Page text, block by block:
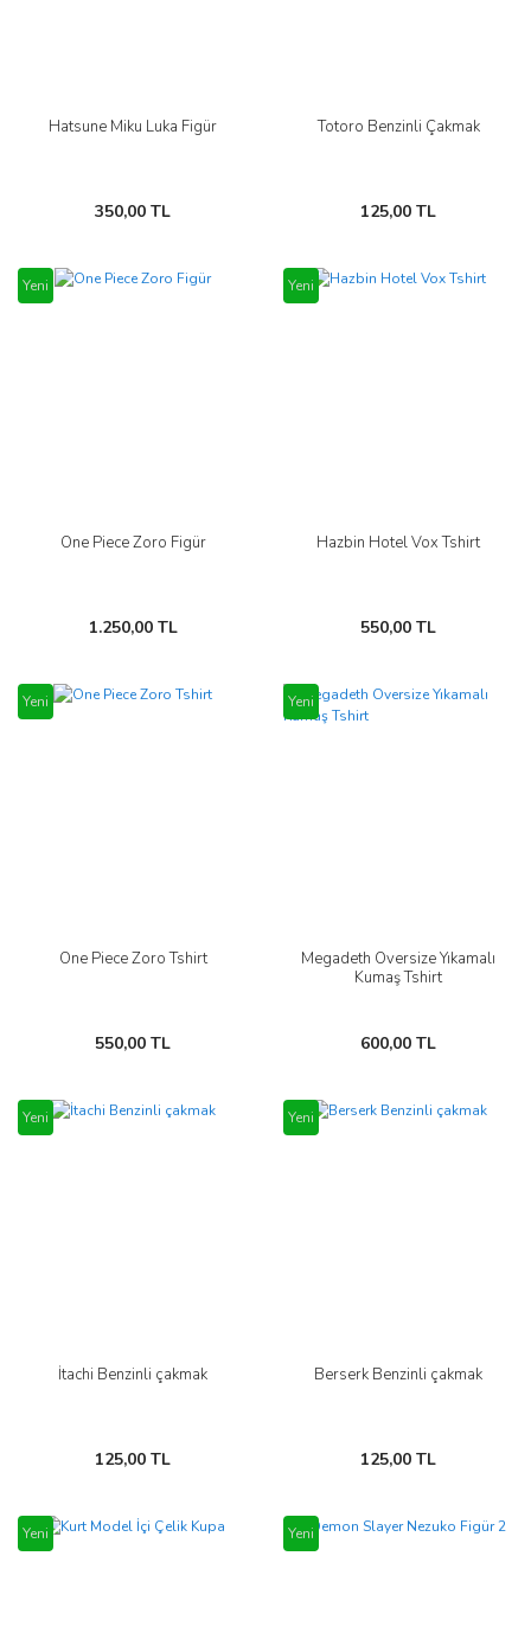
Hatsune Miku Luka Figür
350,00 TL
Totoro Benzinli Çakmak
125,00 TL
Yeni
One Piece Zoro Figür
1.250,00 TL
Yeni
Hazbin Hotel Vox Tshirt
550,00 TL
Yeni
One Piece Zoro Tshirt
550,00 TL
Yeni
Megadeth Oversize Yıkamalı
Kumaş Tshirt
600,00 TL
Yeni
İtachi Benzinli çakmak
125,00 TL
Yeni
Berserk Benzinli çakmak
125,00 TL
Yeni Yeni